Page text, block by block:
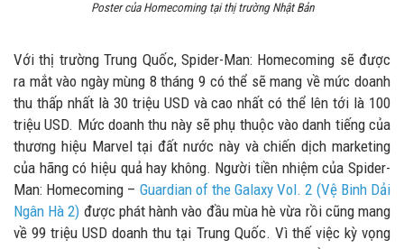
Poster của Homecoming tại thị trường Nhật Bản
Với thị trường Trung Quốc, Spider-Man: Homecoming sẽ được
ra mắt vào ngày mùng 8 tháng 9 có thể sẽ mang về mức doanh
thu thấp nhất là 30 triệu USD và cao nhất có thể lên tới là 100
triệu USD. Mức doanh thu này sẽ phụ thuộc vào danh tiếng của
thương hiệu Marvel tại đất nước này và chiến dịch marketing
của hãng có hiệu quả hay không. Người tiền nhiệm của Spider-
Man: Homecoming – Guardian of the Galaxy Vol. 2 (Vệ Binh Dải
Ngân Hà 2) được phát hành vào đầu mùa hè vừa rồi cũng mang
về 99 triệu USD doanh thu tại Trung Quốc. Vì thế việc kỳ vọng